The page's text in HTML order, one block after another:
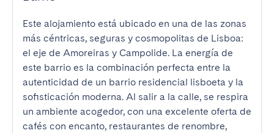
Este alojamiento está ubicado en una de las zonas
más céntricas, seguras y cosmopolitas de Lisboa:
el eje de Amoreiras y Campolide. La energía de
este barrio es la combinación perfecta entre la
autenticidad de un barrio residencial lisboeta y la
sofisticación moderna. Al salir a la calle, se respira
un ambiente acogedor, con una excelente oferta de
cafés con encanto, restaurantes de renombre,